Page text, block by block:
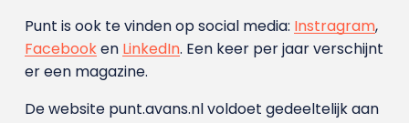
Punt is ook te vinden op social media: Instragram,
Facebooken LinkedIn. Een keer per jaar verschijnt
er een magazine.
De website punt.avans.nl voldoet gedeeltelijk aan